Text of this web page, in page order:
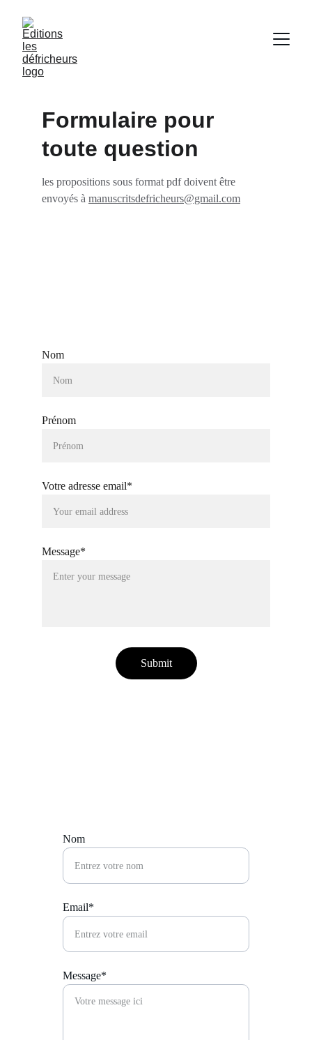
Formulaire pour
toute question
les propositions sous format pdf doivent être
envoyés à manuscritsdefricheurs@gmail.com
Nom
Prénom
Votre adresse email*
Message*
Submit
Nom
Email*
Message*